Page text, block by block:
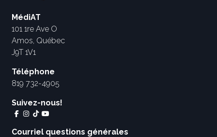
MédiAT
101 1re Ave O
Amos, Québec
J9T 1V1
Téléphone
819 732-4905
Suivez-nous!
Courriel questions générales